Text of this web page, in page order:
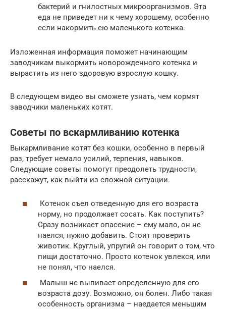
бактерий и гнилостных микроорганизмов. Эта
еда не приведет ни к чему хорошему, особенно
если накормить ею маленького котенка.
Изложенная информация поможет начинающим
заводчикам выкормить новорожденного котенка и
вырастить из него здоровую взрослую кошку.
В следующем видео вы сможете узнать, чем кормят
заводчики маленьких котят.
Советы по вскармливанию котенка
Выкармливание котят без кошки, особенно в первый
раз, требует немало усилий, терпения, навыков.
Следующие советы помогут преодолеть трудности,
расскажут, как выйти из сложной ситуации.
Котенок съел отведенную для его возраста
норму, но продолжает сосать. Как поступить?
Сразу возникает опасение – ему мало, он не
наелся, нужно добавить. Стоит проверить
животик. Круглый, упругий он говорит о том, что
пищи достаточно. Просто котенок увлекся, или
не понял, что наелся.
Малыш не выпивает определенную для его
возраста дозу. Возможно, он болен. Либо такая
особенность организма – наедается меньшим